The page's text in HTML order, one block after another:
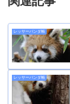
レッサーパンダ帳
レッサーパンダ帳